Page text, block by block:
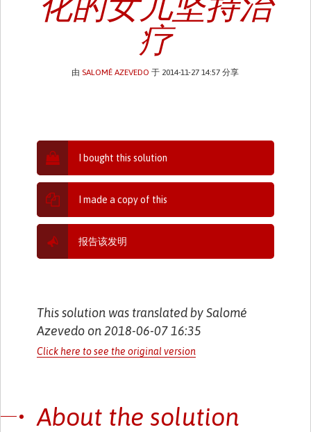
疗
由 SALOMÉ AZEVEDO 于 2014-11-27 14:57 分享
I bought this solution
I made a copy of this
报告该发明
This solution was translated by Salomé
Azevedo on 2018-06-07 16:35
Click here to see the original version
About the solution